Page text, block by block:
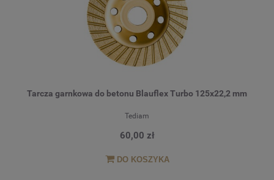
Tarcza garnkowa do betonu Blauflex Turbo 125x22,2 mm
Tediam
60,00 zł
DO KOSZYKA